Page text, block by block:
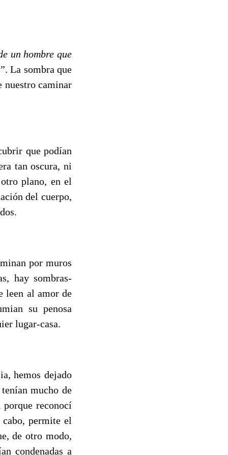
un hombre que
”. La sombra que
nuestro caminar
que podían
tan oscura, ni
plano, en el
del cuerpo,
por muros
hay sombras-
leen al amor de
su penosa
lugar-casa.
hemos dejado
mucho de
reconocí
permite el
de otro modo,
condenadas a